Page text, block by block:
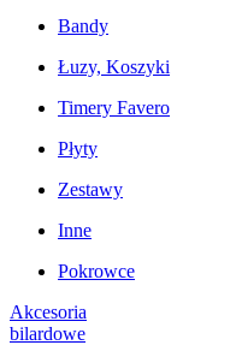
Bandy
Łuzy, Koszyki
Timery Favero
Płyty
Zestawy
Inne
Pokrowce
Akcesoria
bilardowe